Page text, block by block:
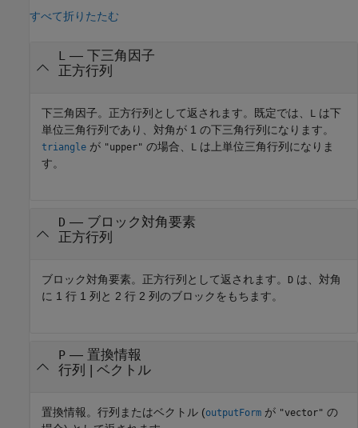
すべて折りたたむ
— 下三角因子
正方行列
下三角因子。正方行列として返されます。既定では、 L は下
単位三角行列であり、対角が 1 の下三角行列になります。
triangle が "upper" の場合、 L は上単位三角行列になりま
す。
D — ブロック対角要素
正方行列
ブロック対角要素。正方行列として返されます。 D は、対角
に 1 行 1 列と 2 行 2 列のブロックをもちます。
P— 置換情報
行列 | ベクトル
置換情報。行列またはベクトル (outputForm が "vector" の